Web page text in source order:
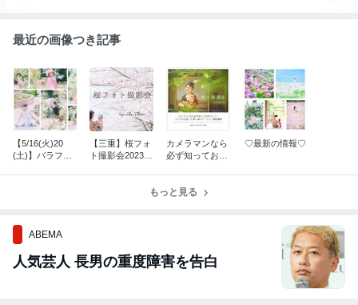
最近の画像つき記事
【5/16(火)20
(土)】バラフォ
【三重】桜フォ
ト撮影会2023の
カメラマンなら
必ず知っておき
袖ロケーション
♡最新の情報♡
もっと見る
ABEMA
人気芸人 長男の重度障害を告白